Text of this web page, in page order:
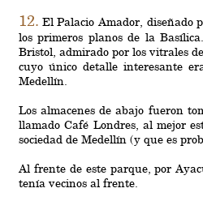
12. El Palacio Amador, diseñado
los primeros planos de la
Bristol, admirado por los vitrales
cuyo único detalle interesante
Medellín.
Los almacenes de abajo fueron
llamado Café Londres, al mejor
sociedad de Medellín (y que es
Al frente de este parque, por
tenía vecinos al frente.